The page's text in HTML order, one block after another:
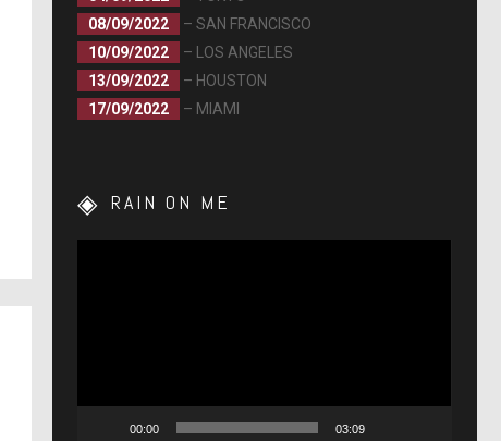
08/09/2022
– SAN FRANCISCO
10/09/2022
– LOS ANGELES
13/09/2022
– HOUSTON
17/09/2022
– MIAMI
RAIN ON ME
00:00 03:09